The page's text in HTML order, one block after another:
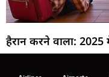
हैरान करने वाला: 2025